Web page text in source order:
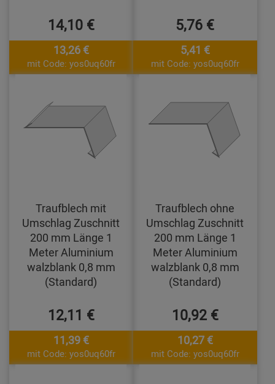
14,10 €
13,26 €
mit Code: yos0uq60fr
5,76 €
5,41 €
mit Code: yos0uq60fr
Traufblech mit
Umschlag Zuschnitt
200 mm Länge 1
Meter Aluminium
walzblank 0,8 mm
(Standard)
12,11 €
11,39 €
mit Code: yos0uq60fr
Traufblech ohne
Umschlag Zuschnitt
200 mm Länge 1
Meter Aluminium
walzblank 0,8 mm
(Standard)
10,92 €
10,27 €
mit Code: yos0uq60fr